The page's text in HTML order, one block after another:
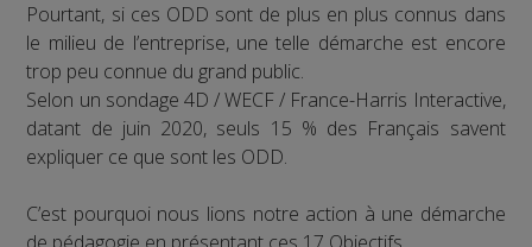
Pourtant, si ces ODD sont de plus en plus connus dans
le milieu de l’entreprise, une telle démarche est encore
trop peu connue du grand public.
Selon un sondage 4D / WECF / France-Harris Interactive,
datant de juin 2020, seuls 15 % des Français savent
expliquer ce que sont les ODD.
C’est pourquoi nous lions notre action à une démarche